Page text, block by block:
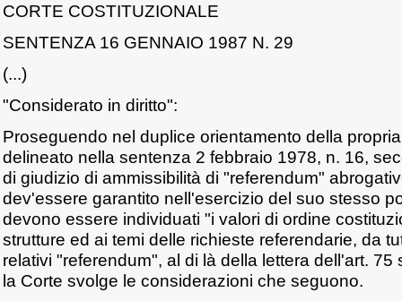
CORTE COSTITUZIONALE
SENTENZA 16 GENNAIO 1987 N. 29
(...)
"Considerato in diritto":
Proseguendo nel duplice orientamento della
delineato nella sentenza 2 febbraio 1978, n. 16,
di giudizio di ammissibilità di "referendum"
dev'essere garantito nell'esercizio del suo stesso
devono essere individuati "i valori di ordine
strutture ed ai temi delle richieste referendarie, da
relativi "referendum", al di là della lettera dell'art.
la Corte svolge le considerazioni che seguono.